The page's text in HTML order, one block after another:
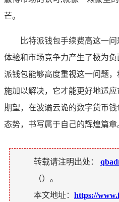
芒。
比特派钱包手续费高这一
体验和市场竞争力产生了极为
派钱包能够高度重视这一问题
施加以解决，它才能更好地适
期望，在波谲云诡的数字货币
态势，书写属于自己的辉煌篇章
转载请注明出处：
（）。
本文地址： https://